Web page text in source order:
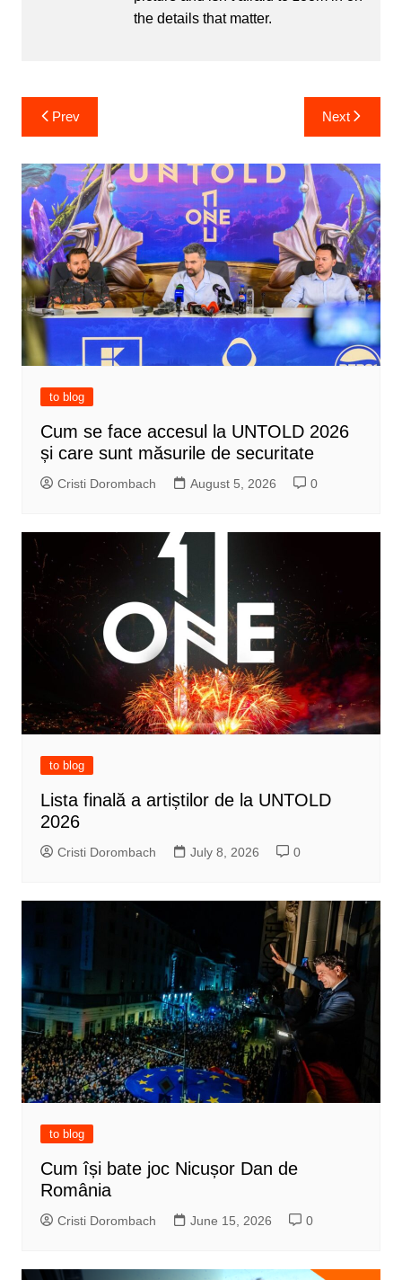
the details that matter.
Post
navigation
Prev Next
to blog
Cum se face accesul la UNTOLD 2026
și care sunt măsurile de securitate
Cristi Dorombach August 5, 2026 0
to blog
Lista finală a artiștilor de la UNTOLD
2026
Cristi Dorombach July 8, 2026 0
to blog
Cum își bate joc Nicușor Dan de
România
Cristi Dorombach June 15, 2026 0